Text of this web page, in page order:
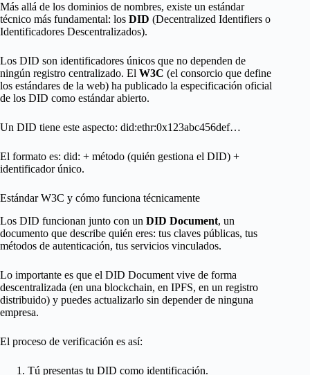
Más allá de los dominios de nombres, existe un estándar
técnico más fundamental: los DID (Decentralized Identifiers o
Identificadores Descentralizados).
Los DID son identificadores únicos que no dependen de
ningún registro centralizado. El W3C (el consorcio que define
los estándares de la web) ha publicado la especificación oficial
de los DID como estándar abierto.
Un DID tiene este aspecto: did:ethr:0x123abc456def…
El formato es: did: + método (quién gestiona el DID) +
identificador único.
Estándar W3C y cómo funciona técnicamente
Los DID funcionan junto con un DID Document, un
documento que describe quién eres: tus claves públicas, tus
métodos de autenticación, tus servicios vinculados.
Lo importante es que el DID Document vive de forma
descentralizada (en una blockchain, en IPFS, en un registro
distribuido) y puedes actualizarlo sin depender de ninguna
empresa.
El proceso de verificación es así:
Tú presentas tu DID como identificación.